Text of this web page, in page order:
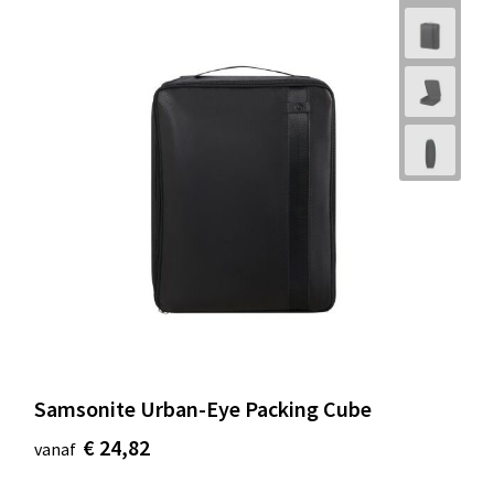
Samsonite Urban-Eye Packing Cube
vanaf € 24,82